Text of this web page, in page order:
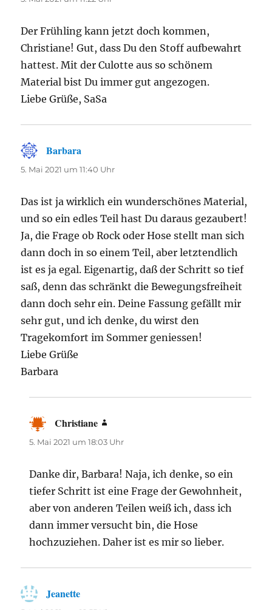
Der Frühling kann jetzt doch kommen,
Christiane! Gut, dass Du den Stoff aufbewahrt
hattest. Mit der Culotte aus so schönem
Material bist Du immer gut angezogen.
Liebe Grüße, SaSa
Barbara
5. Mai 2021 um 11:40 Uhr
Das ist ja wirklich ein wunderschönes Material,
und so ein edles Teil hast Du daraus gezaubert!
Ja, die Frage ob Rock oder Hose stellt man sich
dann doch in so einem Teil, aber letztendlich
ist es ja egal. Eigenartig, daß der Schritt so tief
saß, denn das schränkt die Bewegungsfreiheit
dann doch sehr ein. Deine Fassung gefällt mir
sehr gut, und ich denke, du wirst den
Tragekomfort im Sommer geniessen!
Liebe Grüße
Barbara
Christiane
5. Mai 2021 um 18:03 Uhr
Danke dir, Barbara! Naja, ich denke, so ein
tiefer Schritt ist eine Frage der Gewohnheit,
aber von anderen Teilen weiß ich, dass ich
dann immer versucht bin, die Hose
hochzuziehen. Daher ist es mir so lieber.
Jeanette